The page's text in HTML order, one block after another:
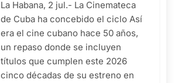
La Habana, 2 jul.- La Cinemateca
de Cuba ha concebido el ciclo Así
era el cine cubano hace 50 años,
un repaso donde se incluyen
títulos que cumplen este 2026
cinco décadas de su estreno en